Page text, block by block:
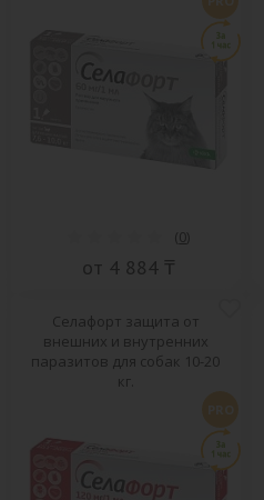
(0)
от 4 884 ₸
Селафорт защита от
внешних и внутренних
паразитов для собак 10-20
кг.